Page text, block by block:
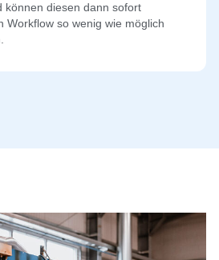
können diesen dann sofort
Workflow so wenig wie möglich